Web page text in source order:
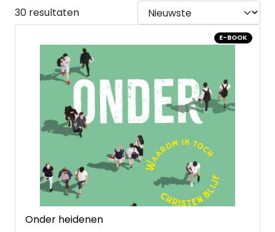
4 tot 6 jaar
E-book (29)
30 resultaten
E-BOOK
Onder heidenen